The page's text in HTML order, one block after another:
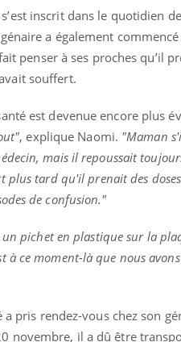
inscrit dans le quotidien
a également
penser à ses proches qu’il
souffert.
est devenue encore plus
, explique Naomi. "Maman
mais il repoussait
plus tard qu'il prenait des
de confusion."
pichet en plastique sur la
ce moment-là que nous
pris rendez-vous chez son
novembre, il a dû être